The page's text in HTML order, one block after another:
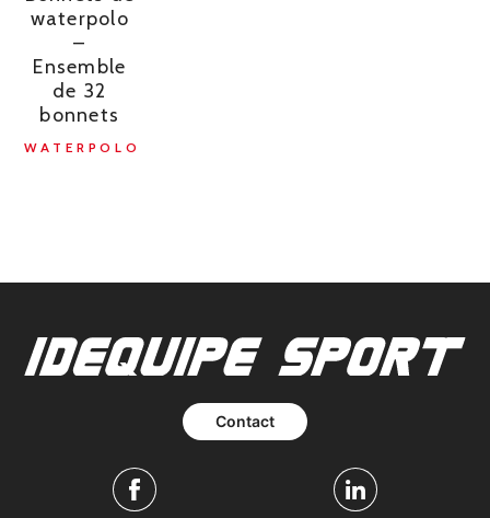
waterpolo
–
Ensemble
de 32
bonnets
WATERPOLO
Contact
Facebook Linkedin